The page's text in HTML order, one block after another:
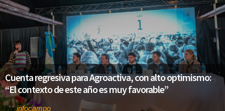
Cuenta regresiva para Agroactiva, con alto optimismo:
“El contexto de este año es muy favorable”
Por infocampo